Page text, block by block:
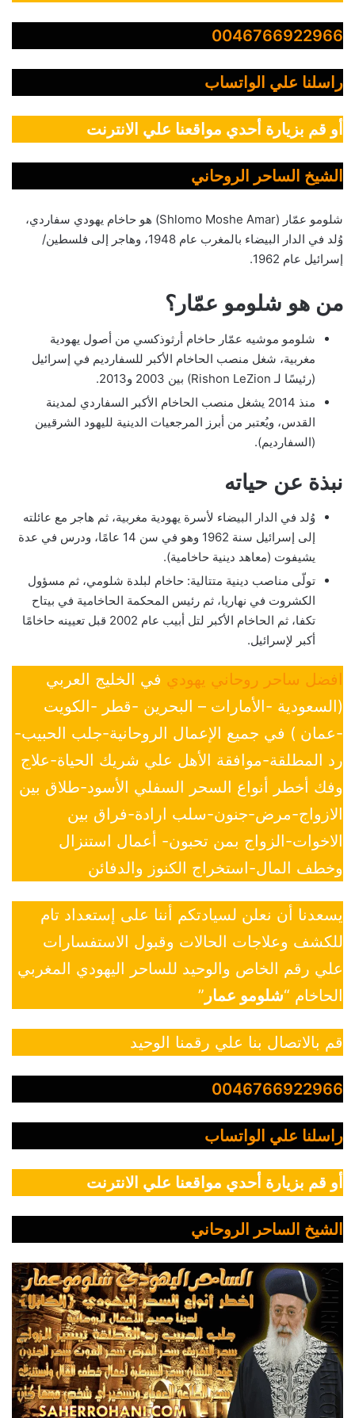
0046766922966
راسلنا علي الواتساب
أو قم بزيارة أحدي مواقعنا علي الانترنت
الشيخ الساحر الروحاني
شلومو عمّار (Shlomo Moshe Amar) هو حاخام يهودي سفاردي،
وُلد في الدار البيضاء بالمغرب عام 1948، وهاجر إلى فلسطين/
إسرائيل عام 1962.
من هو شلومو عمّار؟
شلومو موشيه عمّار حاخام أرثوذكسي من أصول يهودية
مغربية، شغل منصب الحاخام الأكبر للسفارديم في إسرائيل
(رئيسًا لـ Rishon LeZion) بين 2003 و2013.
منذ 2014 يشغل منصب الحاخام الأكبر السفاردي لمدينة
القدس، ويُعتبر من أبرز المرجعيات الدينية لليهود الشرقيين
(السفارديم).
نبذة عن حياته
وُلد في الدار البيضاء لأسرة يهودية مغربية، ثم هاجر مع عائلته
إلى إسرائيل سنة 1962 وهو في سن 14 عامًا، ودرس في عدة
يشيفوت (معاهد دينية حاخامية).
تولّى مناصب دينية متتالية: حاخام لبلدة شلومي، ثم مسؤول
الكشروت في نهاريا، ثم رئيس المحكمة الحاخامية في بيتاح
تكفا، ثم الحاخام الأكبر لتل أبيب عام 2002 قبل تعيينه حاخامًا
أكبر لإسرائيل.
افضل ساحر روحاني يهودي في الخليج العربي
(السعودية -الأمارات – البحرين -قطر -الكويت
-عمان ) في جميع الإعمال الروحانية-جلب الحبيب-
رد المطلقة-موافقة الأهل علي شريك الحياة-علاج
وفك أخطر أنواع السحر السفلي الأسود-طلاق بين
الازواج-مرض-جنون-سلب ارادة-فراق بين
الاخوات-الزواج بمن تحبون- أعمال استنزال
وخطف المال-استخراج الكنوز والدفائن
يسعدنا أن نعلن لسيادتكم أننا على إستعداد تام
للكشف وعلاجات الحالات وقبول الاستفسارات
علي رقم الخاص والوحيد للساحر اليهودي المغربي
الحاخام “شلومو عمار ”
قم بالاتصال بنا علي رقمنا الوحيد
0046766922966
راسلنا علي الواتساب
أو قم بزيارة أحدي مواقعنا علي الانترنت
الشيخ الساحر الروحاني